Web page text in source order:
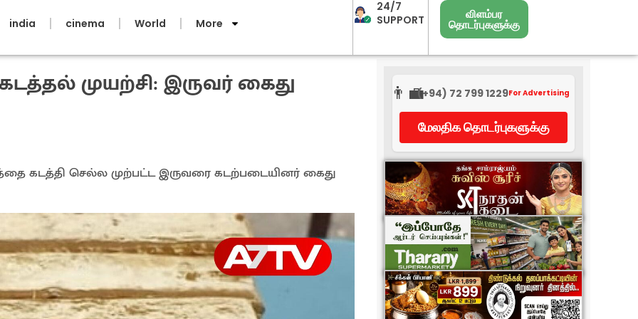
india cinema World More
24/7
SUPPORT
விளம்பர
தொடர்புகளுக்கு
முயற்சி: இருவர் கைது
கடத்தி செல்ல முற்பட்ட இருவரை கடற்படையினர் கைது
👨‍💼(+94) 72 799 1229For Advertising
மேலதிக தொடர்புகளுக்கு